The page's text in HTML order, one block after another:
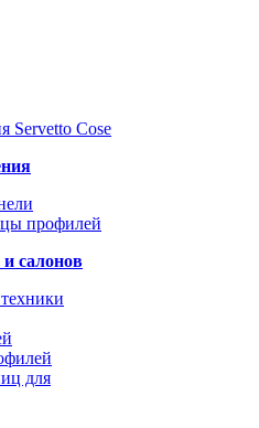
салонов
для